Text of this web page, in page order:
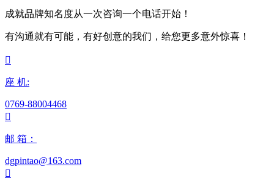
成就品牌知名度从一次咨询一个电话开始！
有沟通就有可能，有好创意的我们，给您更多意外惊喜！

座 机:
0769-88004468

邮 箱：
dgpintao@163.com
